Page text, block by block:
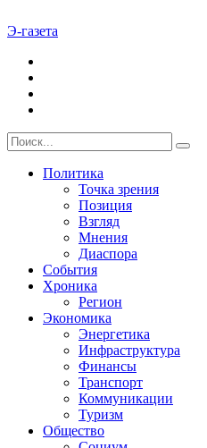
Э-газета
Политика
Точка зрения
Позиция
Взгляд
Мнения
Диаспора
События
Хроника
Регион
Экономика
Энергетика
Инфраструктура
Финансы
Транспорт
Коммуникации
Туризм
Общество